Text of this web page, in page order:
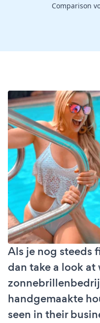
Comparison
Als je nog steeds
dan take a look at
handgemaakte
seen in their